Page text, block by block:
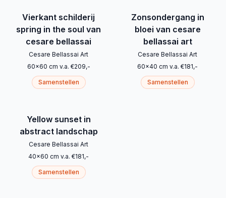
Vierkant schilderij
spring in the soul van
cesare bellassai
Cesare Bellassai Art
60x60 cm v.a. €209,-
Samenstellen
Zonsondergang in
bloei van cesare
bellassai art
Cesare Bellassai Art
60x40 cm v.a. €181,-
Samenstellen
Yellow sunset in
abstract landschap
Cesare Bellassai Art
40x60 cm v.a. €181,-
Samenstellen